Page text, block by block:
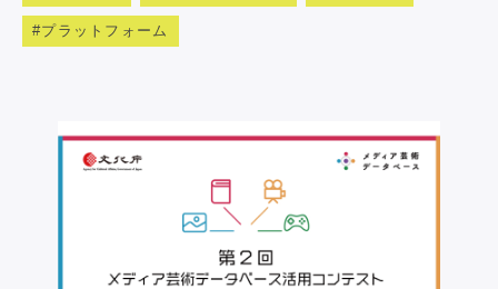
プラットフォーム